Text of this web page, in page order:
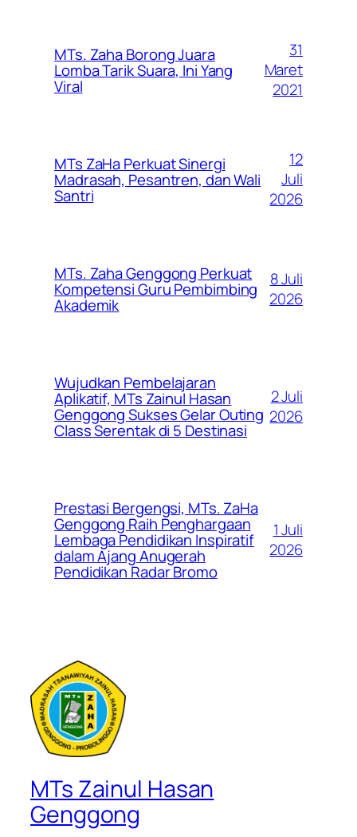
MTs. Zaha Borong Juara
Lomba Tarik Suara, Ini Yang
Viral
31
Maret
2021
MTs ZaHa Perkuat Sinergi
Madrasah, Pesantren, dan Wali
Santri
12
Juli
2026
MTs. Zaha Genggong Perkuat
Kompetensi Guru Pembimbing
Akademik
8 Juli
2026
Wujudkan Pembelajaran
Aplikatif, MTs Zainul Hasan
Genggong Sukses Gelar Outing
Class Serentak di 5 Destinasi
2 Juli
2026
Prestasi Bergengsi, MTs. ZaHa
Genggong Raih Penghargaan
Lembaga Pendidikan Inspiratif
dalam Ajang Anugerah
Pendidikan Radar Bromo
1 Juli
2026
MTs Zainul Hasan
Genggong